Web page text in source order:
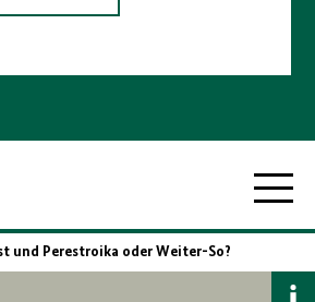
und Perestroika oder Weiter-So?